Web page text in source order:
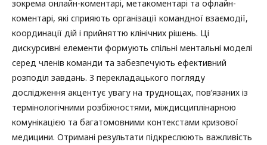
зокрема онлайн-коментарі, метакоментарі та офлайн-
коментарі, які сприяють організації командної взаємодії,
координації дій і прийняттю клінічних рішень. Ці
дискурсивні елементи формують спільні ментальні моделі
серед членів команди та забезпечують ефективний
розподіл завдань. З перекладацького погляду
дослідження акцентує увагу на труднощах, пов’язаних із
термінологічними розбіжностями, міждисциплінарною
комунікацією та багатомовними контекстами кризової
медицини. Отримані результати підкреслюють важливість